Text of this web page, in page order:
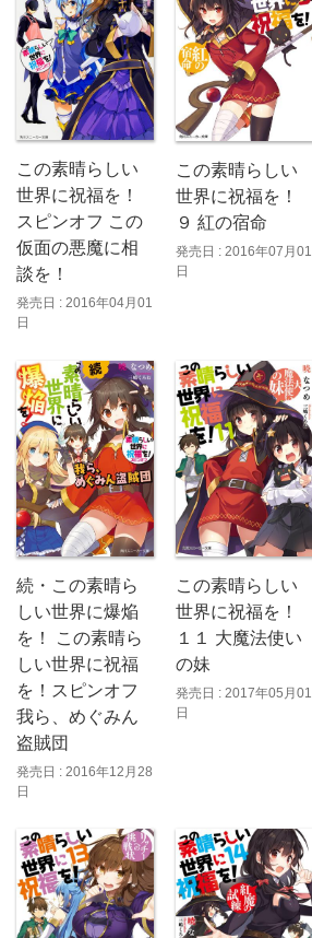
この素晴らしい
世界に祝福を！
スピンオフ この
仮面の悪魔に相
談を！
発売日 : 2016年04月01
日
この素晴らしい
世界に祝福を！
９ 紅の宿命
発売日 : 2016年07月01
日
続・この素晴ら
しい世界に爆焔
を！ この素晴ら
しい世界に祝福
を！スピンオフ
我ら、めぐみん
盗賊団
発売日 : 2016年12月28
日
この素晴らしい
世界に祝福を！
１１ 大魔法使い
の妹
発売日 : 2017年05月01
日